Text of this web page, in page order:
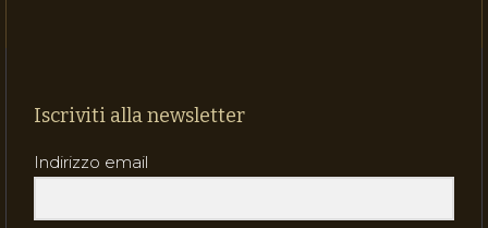
Iscriviti alla newsletter
Indirizzo email